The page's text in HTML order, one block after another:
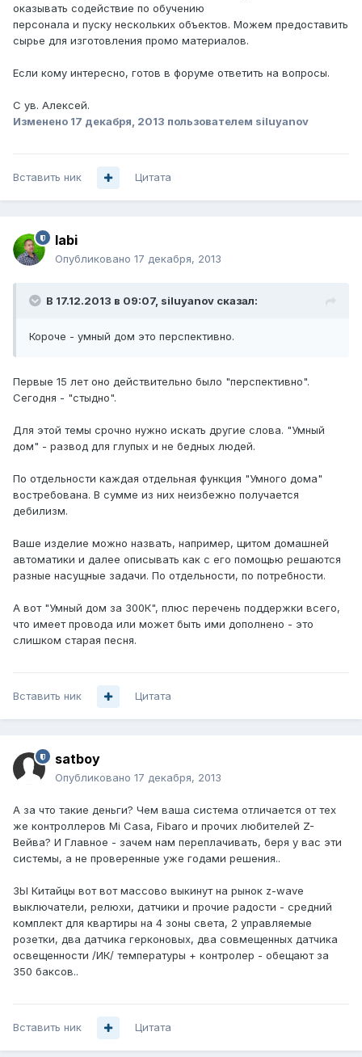
оказывать содействие по обучению
персонала и пуску нескольких объектов. Можем предоставить
сырье для изготовления промо материалов.
Если кому интересно, готов в форуме ответить на вопросы.
С ув. Алексей.
Изменено 17 декабря, 2013 пользователем siluyanov
Вставить ник Цитата
labi
Опубликовано 17 декабря, 2013
В 17.12.2013 в 09:07, siluyanov сказал:
Короче - умный дом это перспективно.
Первые 15 лет оно действительно было "перспективно".
Сегодня - "стыдно".
Для этой темы срочно нужно искать другие слова. "Умный
дом" - развод для глупых и не бедных людей.
По отдельности каждая отдельная функция "Умного дома"
востребована. В сумме из них неизбежно получается
дебилизм.
Ваше изделие можно назвать, например, щитом домашней
автоматики и далее описывать как с его помощью решаются
разные насущные задачи. По отдельности, по потребности.
А вот "Умный дом за 300К", плюс перечень поддержки всего,
что имеет провода или может быть ими дополнено - это
слишком старая песня.
Вставить ник Цитата
satboy
Опубликовано 17 декабря, 2013
А за что такие деньги? Чем ваша система отличается от тех
же контроллеров Mi Сasa, Fibaro и прочих любителей Z-
Вейва? И Главное - зачем нам переплачивать, беря у вас эти
системы, а не проверенные уже годами решения..
ЗЫ Китайцы вот вот массово выкинут на рынок z-wave
выключатели, релюхи, датчики и прочие радости - средний
комплект для квартиры на 4 зоны света, 2 управляемые
розетки, два датчика герконовых, два совмещенных датчика
освещенности /ИК/ температуры + контролер - обещают за
350 баксов..
Вставить ник Цитата